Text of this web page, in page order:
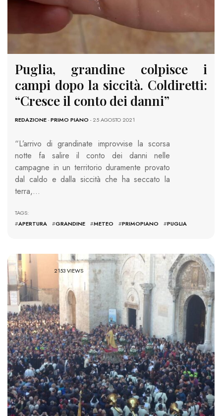
Puglia, grandine colpisce i
campi dopo la siccità. Coldiretti:
“Cresce il conto dei danni”
REDAZIONE-PRIMO PIANO - 25 AGOSTO 2021
“L’arrivo di grandinate improvvise la scorsa
notte fa salire il conto dei danni nelle
campagne in un territorio duramente provato
dal caldo e dalla siccità che ha seccato la
terra,…
TAGS:
#APERTURA #GRANDINE #METEO #PRIMOPIANO #PUGLIA
2153 VIEWS